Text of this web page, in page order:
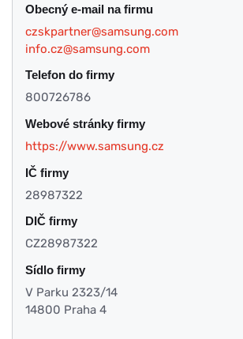
Obecný e-mail na firmu
czskpartner@samsung.com
info.cz@samsung.com
Telefon do firmy
800726786
Webové stránky firmy
https://www.samsung.cz
IČ firmy
28987322
DIČ firmy
CZ28987322
Sídlo firmy
V Parku 2323/14
14800 Praha 4